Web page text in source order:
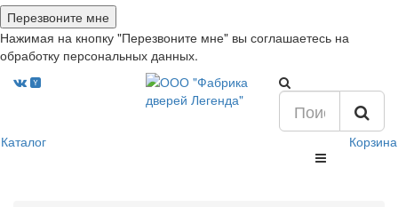
Нажимая на кнопку "Перезвоните мне" вы соглашаетесь на
обработку персональных данных.
Каталог Корзина